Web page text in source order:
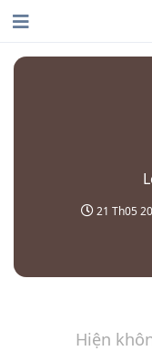
21 Th05
Hiện